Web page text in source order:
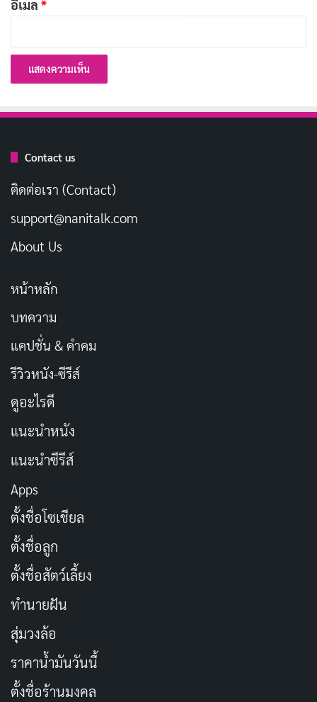
อีเมล *
Contact us
ติดต่อเรา (Contact)
support@nanitalk.com
About Us
หน้าหลัก
บทความ
แคปชั่น & คำคม
รีวิวหนัง-ซีรีส์
ดูอะไรดี
แนะนำหนัง
แนะนำซีรีส์
Apps
ตั้งชื่อโซเชียล
ตั้งชื่อลูก
ตั้งชื่อสัตว์เลี้ยง
ทำนายฝัน
สุ่มวงล้อ
ราคาน้ำมันวันนี้
ตั้งชื่อร้านมงคล